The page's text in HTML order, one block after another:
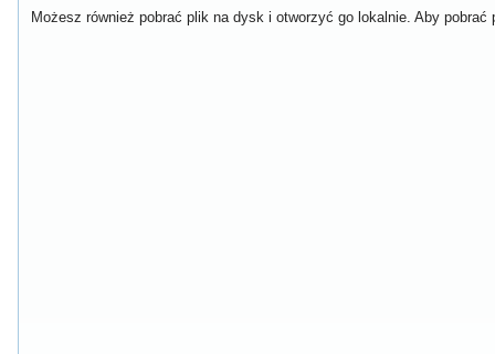
Możesz również pobrać plik na dysk i otworzyć go lokalnie. Aby